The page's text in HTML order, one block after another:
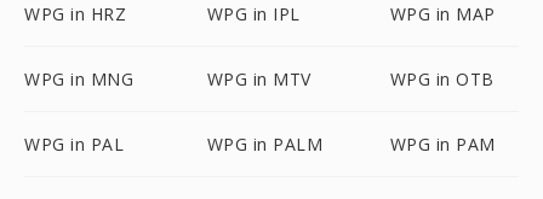
WPG in HRZ WPG in IPL WPG in MAP
WPG in MNG WPG in MTV WPG in OTB
WPG in PAL WPG in PALM WPG in PAM